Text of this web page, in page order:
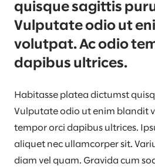
quisque sagittis
Vulputate odio ut
volutpat. Ac odio
dapibus ultrices.
Habitasse platea dictumst
Vulputate odio ut enim blandit
tempor orci dapibus ultrices.
aliquet nec ullamcorper sit.
diam vel quam. Gravida cum